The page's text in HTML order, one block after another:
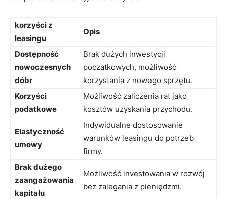
korzyści z
leasingu
Opis
Dostępność
nowoczesnych
dóbr
Brak dużych inwestycji
początkowych, możliwość
korzystania z nowego sprzętu.
Korzyści
podatkowe
Możliwość zaliczenia rat jako
kosztów uzyskania przychodu.
Elastyczność
umowy
Indywidualne dostosowanie
warunków leasingu do potrzeb
firmy.
Brak dużego
zaangażowania
kapitału
Możliwość investowania w rozwój
bez zalegania z pieniędzmi.